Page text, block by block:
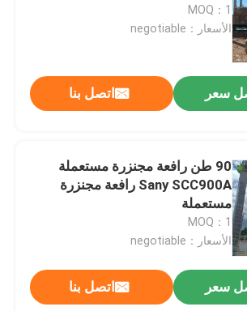
MOQ：1
الأسعار：negotiable
سعر اتصل بنا
90 طن رافعة مجنزرة مستعملة
Sany SCC900A رافعة مجنزرة
مستعملة
MOQ：1
الأسعار：negotiable
سعر اتصل بنا